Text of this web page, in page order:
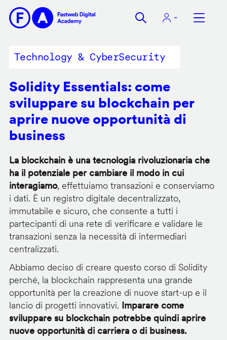
contenuto
Technology & CyberSecurity
Solidity Essentials: come
sviluppare su blockchain per
aprire nuove opportunità di
business
La blockchain è una tecnologia rivoluzionaria che
ha il potenziale per cambiare il modo in cui
interagiamo, effettuiamo transazioni e conserviamo
i dati. È un registro digitale decentralizzato,
immutabile e sicuro, che consente a tutti i
partecipanti di una rete di verificare e validare le
transazioni senza la necessità di intermediari
centralizzati.
Abbiamo deciso di creare questo corso di Solidity
perché, la blockchain rappresenta una grande
opportunità per la creazione di nuove start-up e il
lancio di progetti innovativi. Imparare come
sviluppare su blockchain potrebbe quindi aprire
nuove opportunità di carriera o di business.